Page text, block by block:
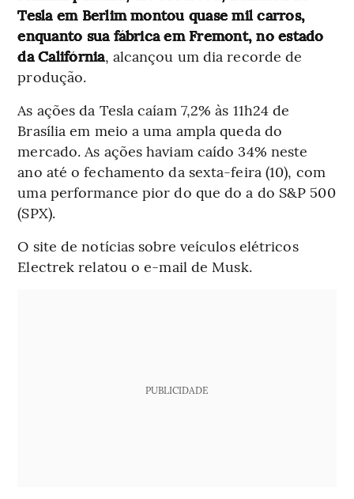
Tesla em Berlim montou quase mil carros,
enquanto sua fábrica em Fremont, no estado
da Califórnia, alcançou um dia recorde de
produção.
As ações da Tesla caíam 7,2% às 11h24 de
Brasília em meio a uma ampla queda do
mercado. As ações haviam caído 34% neste
ano até o fechamento da sexta-feira (10), com
uma performance pior do que do a do S&P 500
(SPX).
O site de notícias sobre veículos elétricos
Electrek relatou o e-mail de Musk.
PUBLICIDADE